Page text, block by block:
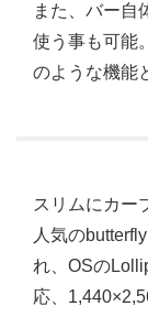
また、バー自
使う事も可能
のような機能
スリムにカー
人気の
れ、OSの
応、